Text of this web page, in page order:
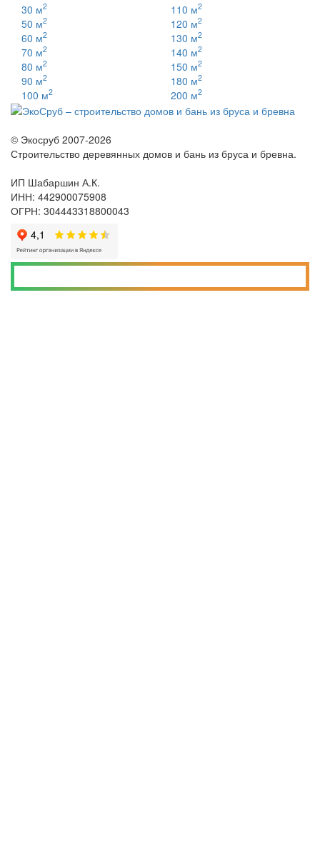
30 м2
50 м2
60 м2
70 м2
80 м2
90 м2
100 м2
110 м2
120 м2
130 м2
140 м2
150 м2
180 м2
200 м2
© Экосруб 2007-2026
Строительство деревянных домов и бань из бруса и бревна.
ИП Шабаршин А.К.
ИНН: 442900075908
ОГРН: 304443318800043